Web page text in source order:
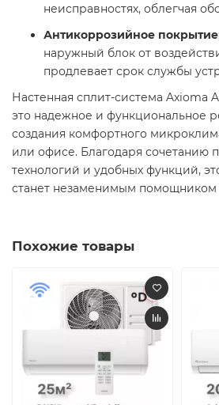
неисправностях, облегчая
Антикоррозийное покрытие
наружный блок от
продлевает срок службы
Настенная сплит-система Axioma
это надежное и функциональное
создания комфортного
или офисе. Благодаря сочетанию
технологий и удобных функций,
станет незаменимым помощником
Похожие товары